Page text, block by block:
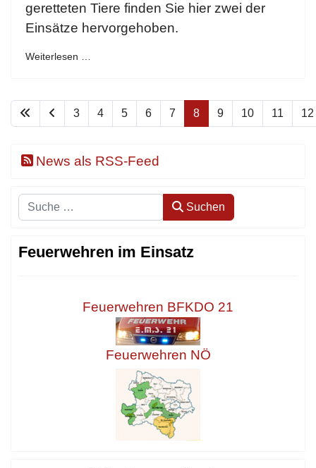
geretteten Tiere finden Sie hier zwei der
Einsätze hervorgehoben.
Weiterlesen …
3 4 5 6 7 8 9 10 11 12
News als RSS-Feed
Suchen Suchen
Feuerwehren im Einsatz
Feuerwehren BFKDO 21
Feuerwehren NÖ